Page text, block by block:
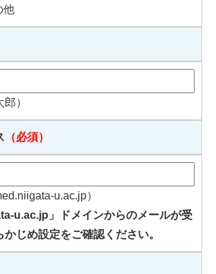
他
）
（必須）
u.ac.jp）
u.ac.jp」ドメインからのメールが受
じめ設定をご確認ください。